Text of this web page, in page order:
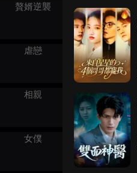
贅婿逆襲
虐戀
相親
女僕